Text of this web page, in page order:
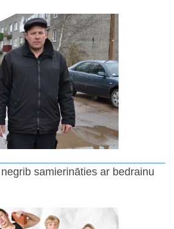
samierināties ar bedrainu